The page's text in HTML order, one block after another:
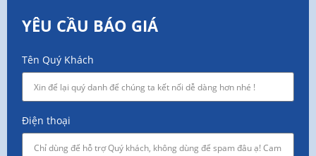
YÊU CẦU BÁO GIÁ
Tên Quý Khách
Điện thoại